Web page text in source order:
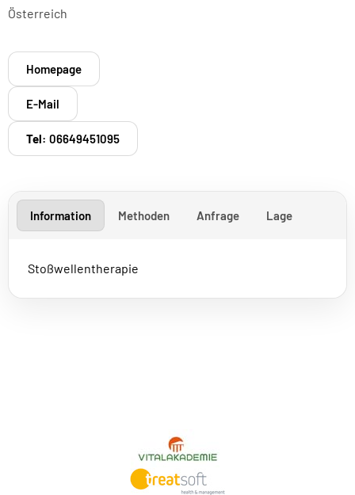
Österreich
Homepage
E-Mail
Tel: 06649451095
Information Methoden Anfrage Lage
Stoßwellentherapie